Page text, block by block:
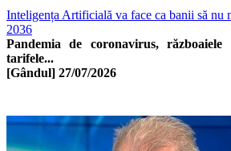
Inteligența Artificială va face ca banii să nu
2036
Pandemia de coronavirus,
tarifele...
[Gândul] 27/07/2026